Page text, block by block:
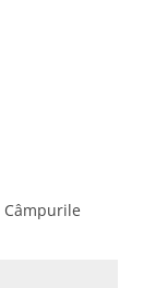
Câmpurile